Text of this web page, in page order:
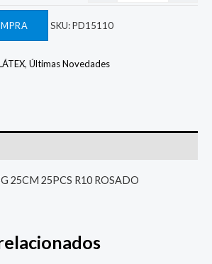
SKU:PD15110
, Últimas Novedades
25CM 25PCS R10 ROSADO